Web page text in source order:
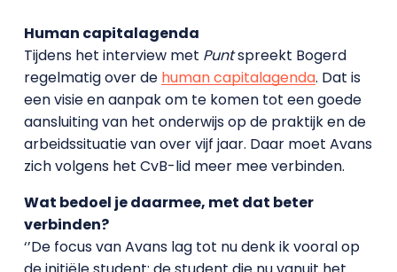
Human capitalagenda
Tijdens het interview met Puntspreekt Bogerd
regelmatig over de human capitalagenda. Dat is
een visie en aanpak om te komen tot een goede
aansluiting van het onderwijs op de praktijk en de
arbeidssituatie van over vijf jaar. Daar moet Avans
zich volgens het CvB-lid meer mee verbinden.
Wat bedoel je daarmee, met dat beter
verbinden?
‘’De focus van Avans lag tot nu denk ik vooral op